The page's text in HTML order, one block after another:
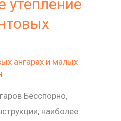
утепление
ангарах и малых
Бесспорно,
наиболее